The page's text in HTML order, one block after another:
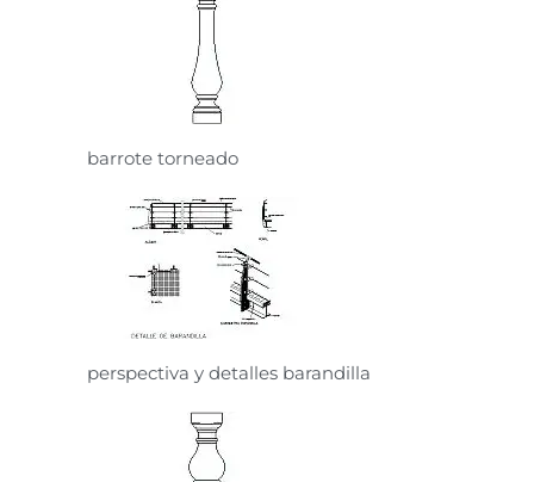
barrote torneado
perspectiva y detalles barandilla